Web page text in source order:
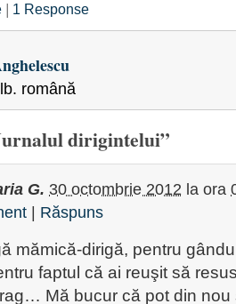
| 1 Response
română
dirigintelui”
G. 30 octombrie 2012 la ora
Răspuns
mămică-dirigă, pentru
faptul că ai reuşit să
Mă bucur că pot din nou